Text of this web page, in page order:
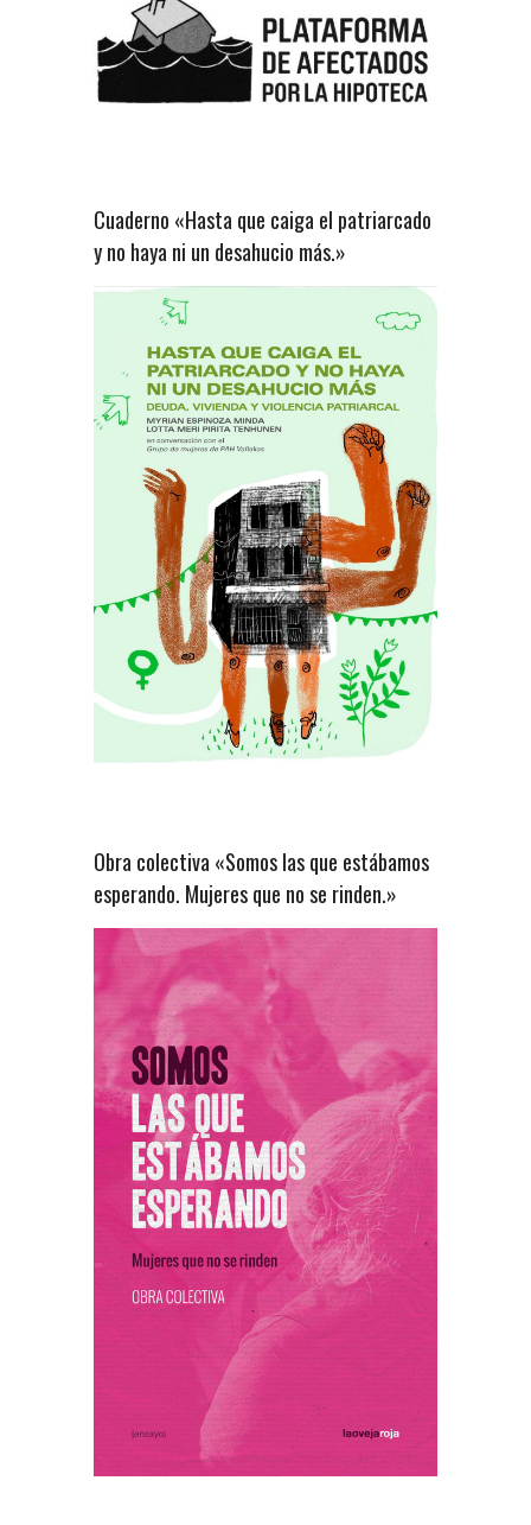
Cuaderno «Hasta que caiga el patriarcado
y no haya ni un desahucio más.»
Obra colectiva «Somos las que estábamos
esperando. Mujeres que no se rinden.»